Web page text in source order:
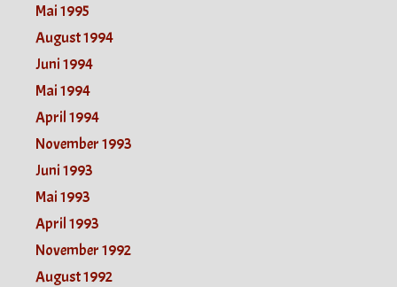
Mai 1995
August 1994
Juni 1994
Mai 1994
April 1994
November 1993
Juni 1993
Mai 1993
April 1993
November 1992
August 1992